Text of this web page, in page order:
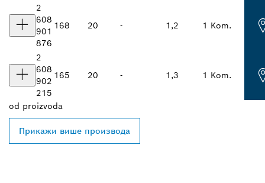
2
608
901
876
168 20 - 1,2 1 Kom.
2
608
902
215
165 20 - 1,3 1 Kom.
od proizvoda
Прикажи више производа